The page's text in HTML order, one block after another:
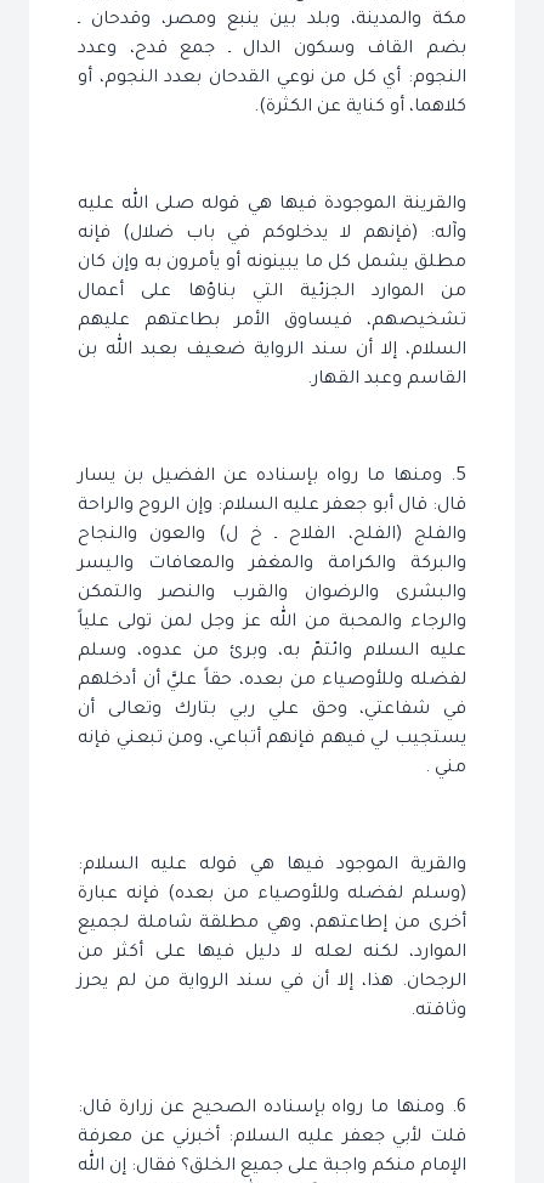
مكة والمدينة، وبلد بين ينبع ومصر، وقدحان ـ
بضم القاف وسكون الدال ـ جمع قدح، وعدد
النجوم: أي كل من نوعي القدحان بعدد النجوم، أو
كلاهما، أو كناية عن الكثرة).
والقرينة الموجودة فيها هي قوله صلى الله عليه
وآله: (فإنهم لا يدخلوكم في باب ضلال) فإنه
مطلق يشمل كل ما يبينونه أو يأمرون به وإن كان
من الموارد الجزئية التي بناؤها على أعمال
تشخيصهم، فيساوق الأمر بطاعتهم عليهم
السلام، إلا أن سند الرواية ضعيف بعبد الله بن
القاسم وعبد القهار.
5. ومنها ما رواه بإسناده عن الفضيل بن يسار
قال: قال أبو جعفر عليه السلام: وإن الروح والراحة
والفلج (الفلح، الفلاح ـ خ ل) والعون والنجاح
والبركة والكرامة والمغفر والمعافات واليسر
والبشرى والرضوان والقرب والنصر والتمكن
والرجاء والمحبة من الله عز وجل لمن تولى علياً
عليه السلام وائتمّ به، وبرئ من عدوه، وسلم
لفضله وللأوصياء من بعده، حقاً عليَّ أن أدخلهم
في شفاعتي، وحق علي ربي بتارك وتعالى أن
يستجيب لي فيهم فإنهم أتباعي، ومن تبعني فإنه
مني .
والقرية الموجود فيها هي قوله عليه السلام:
(وسلم لفضله وللأوصياء من بعده) فإنه عبارة
أخرى من إطاعتهم، وهي مطلقة شاملة لجميع
الموارد، لكنه لعله لا دليل فيها على أكثر من
الرجحان. هذا، إلا أن في سند الرواية من لم يحرز
وثاقته.
6. ومنها ما رواه بإسناده الصحيح عن زرارة قال:
قلت لأبي جعفر عليه السلام: أخبرني عن معرفة
الإمام منكم واجبة على جميع الخلق؟ فقال: إن الله